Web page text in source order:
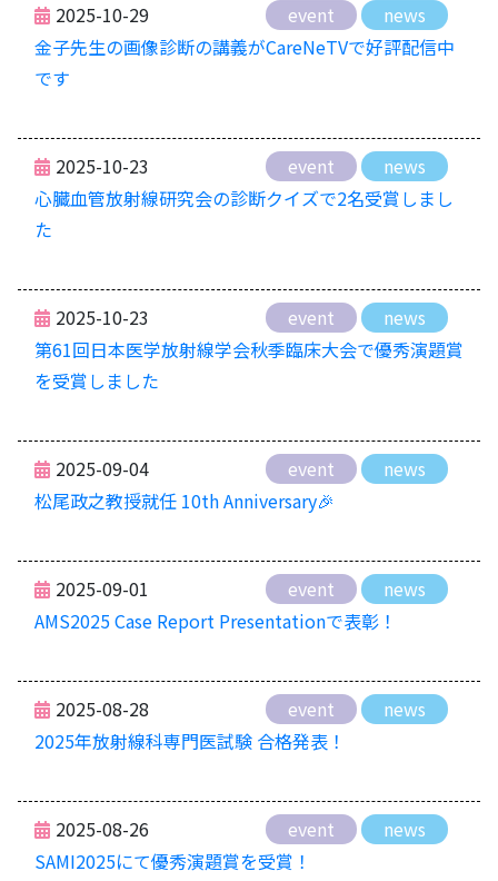
2025-10-29 event
news
金子先生の画像診断の講義がCareNeTVで好評配信中
です
2025-10-23 event
news
心臓血管放射線研究会の診断クイズで2名受賞しまし
た
2025-10-23 event
news
第61回日本医学放射線学会秋季臨床大会で優秀演題賞
を受賞しました
2025-09-04 event
news
松尾政之教授就任 10th Anniversary🎉
2025-09-01 event
news
AMS2025 Case Report Presentationで表彰！
2025-08-28 event
news
2025年放射線科専門医試験 合格発表！
2025-08-26 event
news
SAMI2025にて優秀演題賞を受賞！